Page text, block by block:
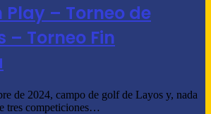
– Torneo de
– Torneo Fin
de 2024, campo de golf de Layos y, nada
tres competiciones…